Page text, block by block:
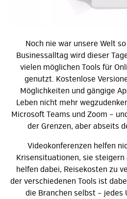
Noch nie war unsere Welt
Businessalltag wird dieser
vielen möglichen Tools für
genutzt. Kostenlose
Möglichkeiten und gängige
Leben nicht mehr
Microsoft Teams und Zoom –
der Grenzen, aber abseits
Videokonferenzen helfen
Krisensituationen, sie steigern
helfen dabei, Reisekosten zu
der verschiedenen Tools ist
die Branchen selbst –